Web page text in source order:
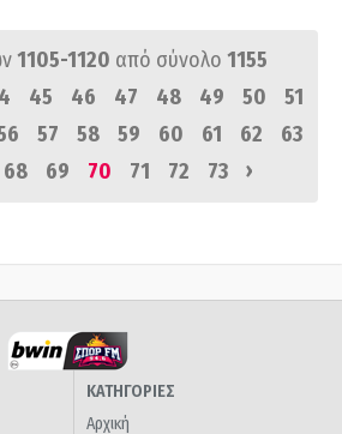
1105-1120 από σύνολο 1155
45 46 47 48 49 50
51
57 58 59 60 61 62
63
68 69 70 71 72 73 ›
ΚΑΤΗΓΟΡΙΕΣ
Αρχική